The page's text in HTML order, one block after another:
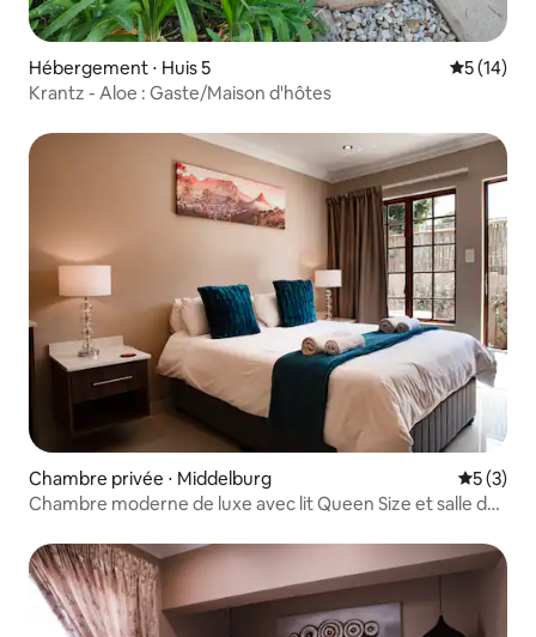
Hébergement ⋅ Huis 5
5 (14)
Krantz - Aloe : Gaste/Maison d'hôtes
Chambre privée ⋅ Middelburg
5 (3)
Chambre moderne de luxe avec lit Queen Size et salle de